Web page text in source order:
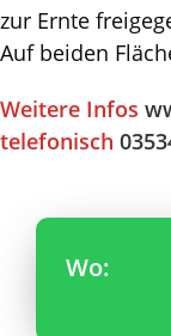
zur Ernte
Auf beiden
Weitere Infos
telefonisch
Wo: